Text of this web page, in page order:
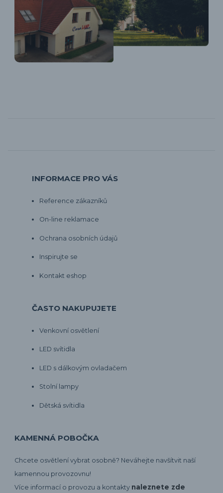
INFORMACE PRO VÁS
Reference zákazníků
On-line reklamace
Ochrana osobních údajů
Inspirujte se
Kontakt eshop
ČASTO NAKUPUJETE
Venkovní osvětlení
LED svítidla
LED s dálkovým ovladačem
Stolní lampy
Dětská svítidla
KAMENNÁ POBOČKA
Chcete osvětlení vybrat osobně? Neváhejte navšítvit naší
kamennou provozovnu!
Více informací o provozu a kontakty naleznete zde